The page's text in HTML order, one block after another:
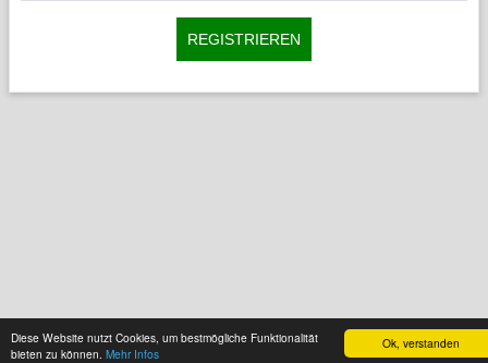
Ok, verstanden
Diese Website nutzt Cookies, um bestmögliche Funktionalität
bieten zu können. Mehr Infos
REGISTRIEREN